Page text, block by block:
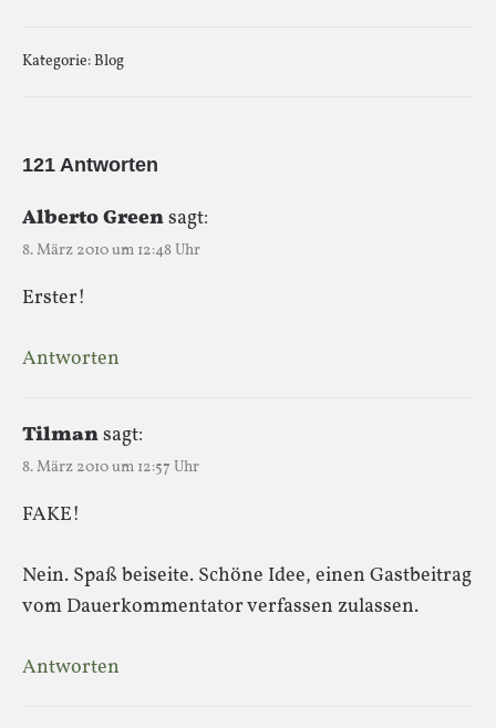
Kategorie:Blog
121 Antworten
Alberto Greensagt:
8. März 2010 um 12:48 Uhr
Erster!
Antworten
Tilmansagt:
8. März 2010 um 12:57 Uhr
FAKE!
Nein. Spaß beiseite. Schöne Idee, einen Gastbeitrag
vom Dauerkommentator verfassen zulassen.
Antworten